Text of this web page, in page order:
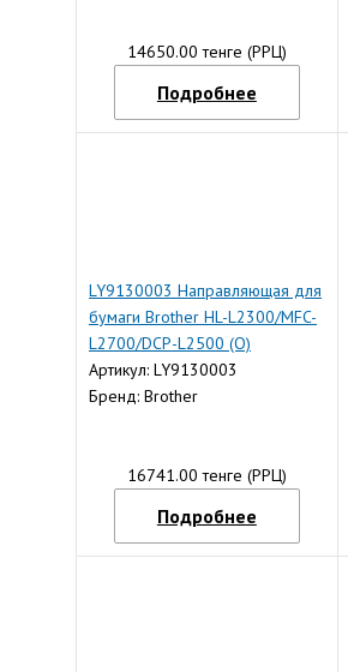
14650.00 тенге (РРЦ)
Подробнее
LY9130003 Направляющая для
бумаги Brother HL-L2300/MFC-
L2700/DCP-L2500 (О)
Артикул: LY9130003
Бренд: Brother
16741.00 тенге (РРЦ)
Подробнее